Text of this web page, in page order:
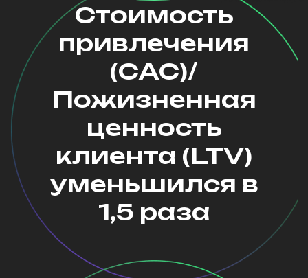
Стоимость
привлечения
(CAC)/
Пожизненная
ценность
клиента (LTV)
уменьшился в
1,5 раза